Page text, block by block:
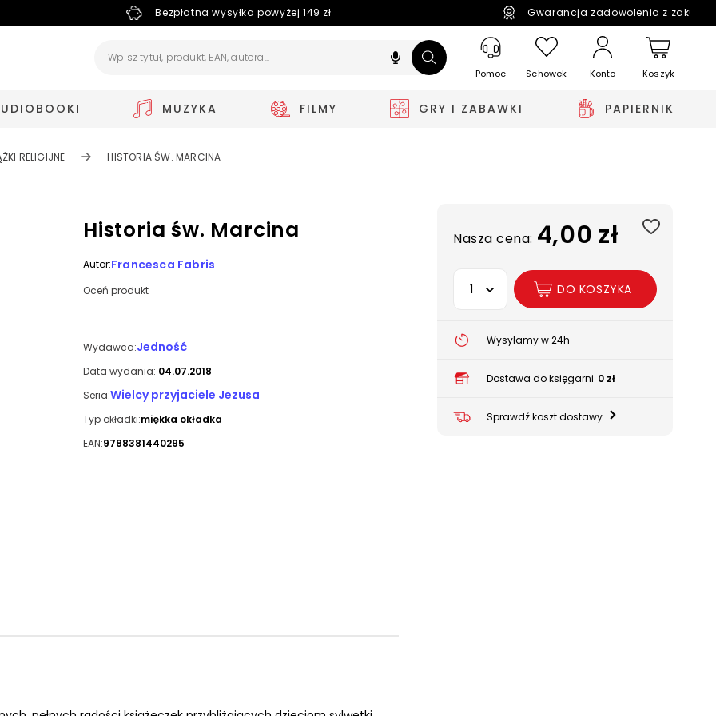
Bezpłatna wysyłka powyżej 149 zł Gwarancja zadowolenia z
Pomoc Schowek Konto Koszyk
MUZYKA FILMY GRY I ZABAWKI PAPIERNIK
RELIGIJNE HISTORIA ŚW. MARCINA
Historia św. Marcina
Autor:Francesca Fabris
Oceń produkt
Wydawca:Jedność
Data wydania: 04.07.2018
Seria:Wielcy przyjaciele Jezusa
Typ okładki:miękka okładka
EAN:9788381440295
Nasza cena: 4,00 zł
Wybierz opcję
DO KOSZYKA
Wysyłamy w 24h
Dostawa do księgarni 0 zł
Sprawdź koszt dostawy